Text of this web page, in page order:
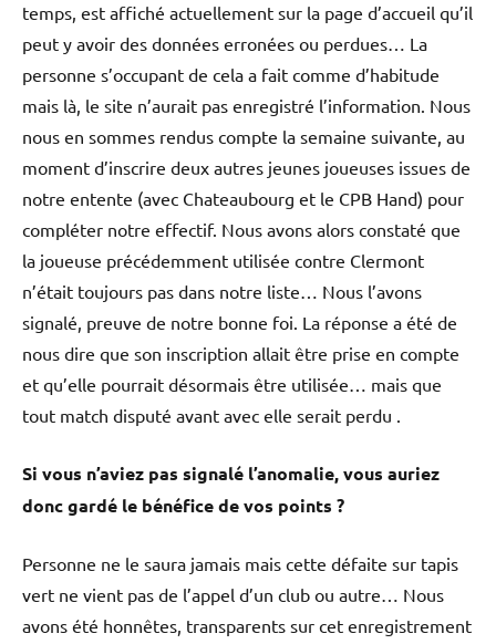
temps, est affiché actuellement sur la page d’accueil qu’il
peut y avoir des données erronées ou perdues… La
personne s’occupant de cela a fait comme d’habitude
mais là, le site n’aurait pas enregistré l’information. Nous
nous en sommes rendus compte la semaine suivante, au
moment d’inscrire deux autres jeunes joueuses issues de
notre entente (avec Chateaubourg et le CPB Hand) pour
compléter notre effectif. Nous avons alors constaté que
la joueuse précédemment utilisée contre Clermont
n’était toujours pas dans notre liste… Nous l’avons
signalé, preuve de notre bonne foi. La réponse a été de
nous dire que son inscription allait être prise en compte
et qu’elle pourrait désormais être utilisée… mais que
tout match disputé avant avec elle serait perdu .
Si vous n’aviez pas signalé l’anomalie, vous auriez
donc gardé le bénéfice de vos points ?
Personne ne le saura jamais mais cette défaite sur tapis
vert ne vient pas de l’appel d’un club ou autre… Nous
avons été honnêtes, transparents sur cet enregistrement